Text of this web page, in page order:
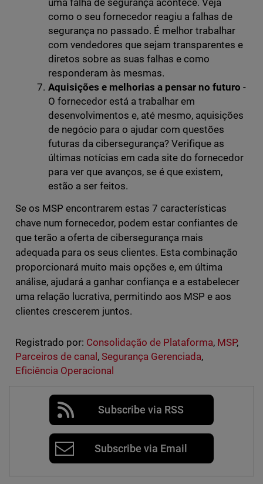
uma falha de segurança acontece. Veja
como o seu fornecedor reagiu a falhas de
segurança no passado. É melhor trabalhar
com vendedores que sejam transparentes e
diretos sobre as suas falhas e como
responderam às mesmas.
Aquisições e melhorias a pensar no futuro -
O fornecedor está a trabalhar em
desenvolvimentos e, até mesmo, aquisições
de negócio para o ajudar com questões
futuras da cibersegurança? Verifique as
últimas notícias em cada site do fornecedor
para ver que avanços, se é que existem,
estão a ser feitos.
Se os MSP encontrarem estas 7 características
chave num fornecedor, podem estar confiantes de
que terão a oferta de cibersegurança mais
adequada para os seus clientes. Esta combinação
proporcionará muito mais opções e, em última
análise, ajudará a ganhar confiança e a estabelecer
uma relação lucrativa, permitindo aos MSP e aos
clientes crescerem juntos.
Registrado por: Consolidação de Plataforma, MSP,
Parceiros de canal , Segurança Gerenciada,
Eficiência Operacional
Subscribe via RSS
Subscribe via Email